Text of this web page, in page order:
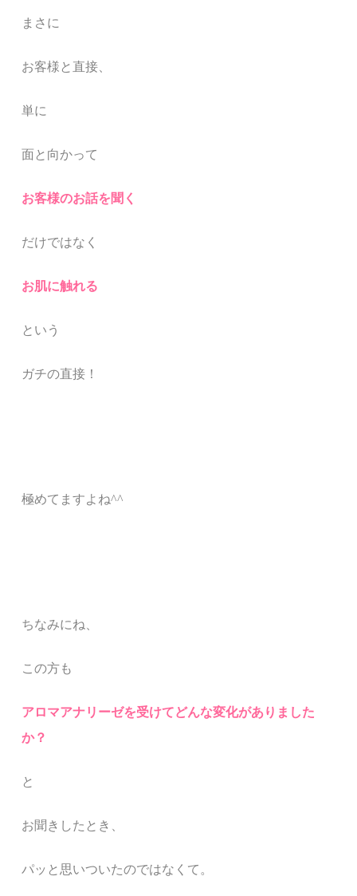
まさに
お客様と 直接
単に
面と向かって
お客様のお話を聞く
だけではなく
お肌に触れる
という
ガチの直接！
極めてますよね^^
ちなみにね、
この方も
アロマアナリーゼを受けてどんな変化がありました
か？
と
お聞きしたと き、
パッと 思いついたのではなくて。